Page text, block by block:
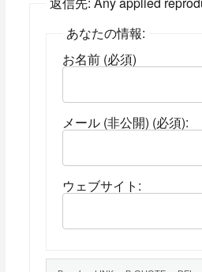
あなたの情報:
お名前 (必須)
メール (非公開) (必須):
ウェブサイト: